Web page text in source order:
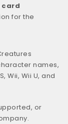
card
for the
names,
Wii, Wii U, and
or